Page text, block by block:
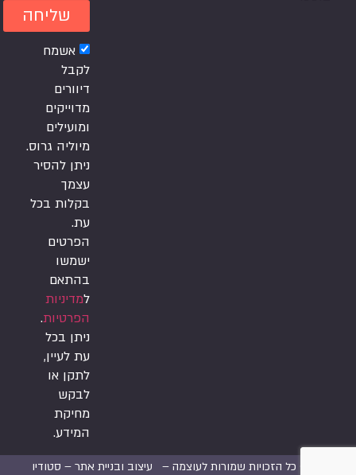
אשמח
לקבל
דיוורים
מדוייקים
ומועילים
מיוליה גרוס.
ניתן להסיר
עצמך
בקלות בכל
עת.
הפרטים
ישמשו
בהתאם
למדיניות
הפרטיות.
ניתן בכל
עת לעיין,
לתקן או
לבקש
מחיקת
המידע.
שליחה
2026 © כל הזכויות שמורות לעוצמה –
עיצוב ובניית אתר – סטודיו